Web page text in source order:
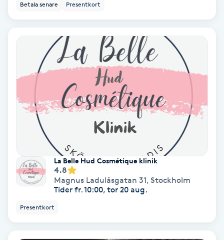
Headspa
Herrklippning
HIFU
Hollywood Peel
Hot Stone Massage
Hot yoga
Betala senare Presentkort
La Belle Hud Cosmétique klinik
4.8
Magnus Ladulåsgatan 31, Stockholm
Tider fr. 10:00, tor 20 aug.
Presentkort